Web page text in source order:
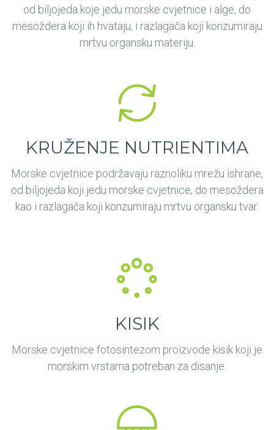
od biljojeda koje jedu morske cvjetnice i alge, do
mesoždera koji ih hvataju, i razlagača koji konzumiraju
mrtvu organsku materiju.
KRUŽENJE NUTRIENTIMA
Morske cvjetnice podržavaju raznoliku mrežu ishrane,
od biljojeda koji jedu morske cvjetnice, do mesoždera
kao i razlagača koji konzumiraju mrtvu organsku tvar.
KISIK
Morske cvjetnice fotosintezom proizvode kisik koji je
morskim vrstama potreban za disanje.